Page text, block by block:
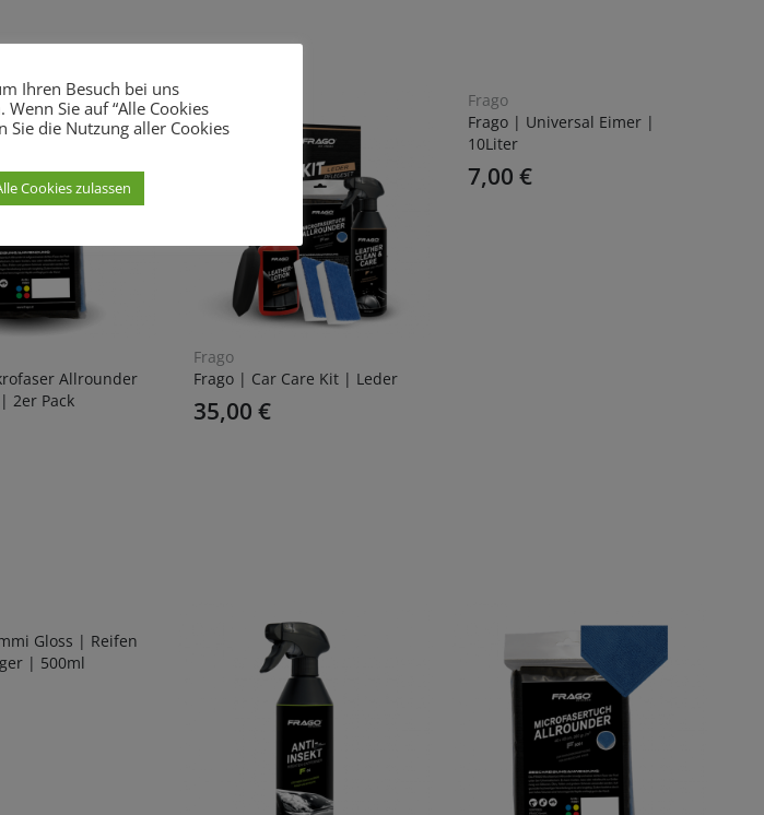
Allrounder
2er Pack
Frago
Frago | Car Care Kit | Leder
35,00 €
Frago
Frago | Universal Eimer |
10Liter
7,00 €
Gloss | Reifen
| 500ml
Ihren Besuch bei uns
Sie auf “Alle Cookies
Sie die Nutzung aller Cookies
Cookies zulassen